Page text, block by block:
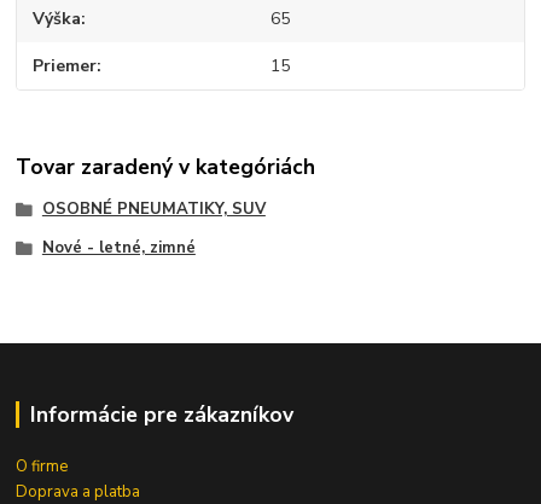
Výška 65
Priemer 15
Tovar zaradený v kategóriách
OSOBNÉ PNEUMATIKY, SUV
Nové - letné, zimné
Informácie pre zákazníkov
O firme
Doprava a platba